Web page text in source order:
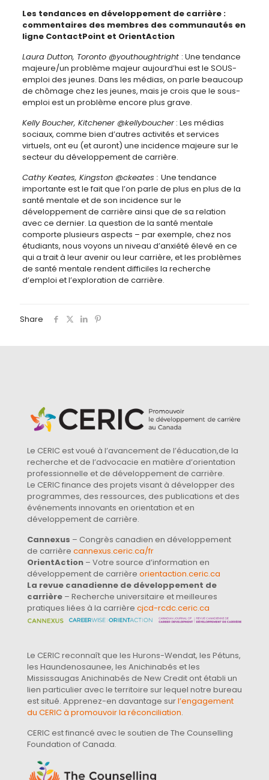
Les tendances en développement de carrière :
commentaires des membres des communautés en
ligne ContactPoint et OrientAction
Laura Dutton, Toronto @youthoughtright : Une tendance
majeure/un problème majeur aujourd’hui est le SOUS-
emploi des jeunes. Dans les médias, on parle beaucoup
de chômage chez les jeunes, mais je crois que le sous-
emploi est un problème encore plus grave.
Kelly Boucher, Kitchener @kellyboucher: Les médias
sociaux, comme bien d’autres activités et services
virtuels, ont eu (et auront) une incidence majeure sur le
secteur du développement de carrière.
Cathy Keates, Kingston @ckeates : Une tendance
importante est le fait que l’on parle de plus en plus de la
santé mentale et de son incidence sur le
développement de carrière ainsi que de sa relation
avec ce dernier. La question de la santé mentale
comporte plusieurs aspects – par exemple, chez nos
étudiants, nous voyons un niveau d’anxiété élevé en ce
qui a trait à leur avenir ou leur carrière, et les problèmes
de santé mentale rendent difficiles la recherche
d’emploi et l’exploration de carrière.
Share
Le CERIC est voué à l’avancement de l’éducation,de la
recherche et de l’advocacie en matière d’orientation
professionnelle et de développement de carrière.
Le CERIC finance des projets visant à développer des
programmes, des ressources, des publications et des
événements innovants en orientation et en
développement de carrière.
Cannexus – Congrès canadien en développement
de carrière cannexus.ceric.ca/fr
OrientAction – Votre source d’information en
développement de carrière orientaction.ceric.ca
La revue canadienne de développement de
carrière – Recherche universitaire et meilleures
pratiques liées à la carrière cjcd-rcdc.ceric.ca
Le CERIC reconnaît que les Hurons-Wendat, les Pétuns,
les Haundenosaunee, les Anichinabés et les
Mississaugas Anichinabés de New Credit ont établi un
lien particulier avec le territoire sur lequel notre bureau
est situé. Apprenez-en davantage surl’engagement
du CERIC à promouvoir la réconciliation.
CERIC est financé avec le soutien de The Counselling
Foundation of Canada.